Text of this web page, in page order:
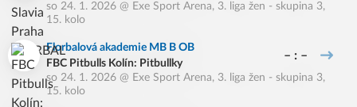
so 24. 1. 2026 @ Exe Sport Arena, 3. liga žen - skupina 3,
15. kolo
Florbalová akademie MB B OB
FBC Pitbulls Kolín: Pitbullky
– : –
so 24. 1. 2026 @ Exe Sport Arena, 3. liga žen - skupina 3,
15. kolo